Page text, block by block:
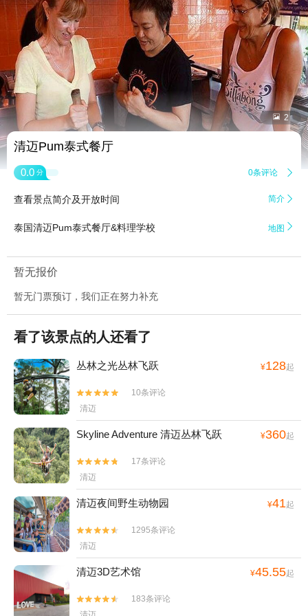
 2
清迈Pum泰式餐厅
0.0 分 0条评论 
查看景点简介及开放时间 简介 
泰国清迈Pum泰式餐厅&料理学校 地图 
暂无报价
暂无门票预订，我们正在努力补充
看了该景点的人还看了
丛林之光丛林飞跃 ¥128起


10条评论
清迈
Skyline Adventure 清迈丛林飞跃 ¥360起


17条评论
清迈
清迈夜间野生动物园 ¥41起


1295条评论
清迈
清迈3D艺术馆 ¥45.55起


183条评论
